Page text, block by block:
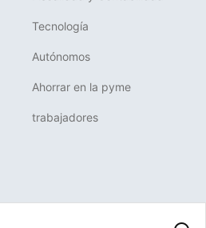
Tecnología
Autónomos
Ahorrar en la pyme
trabajadores